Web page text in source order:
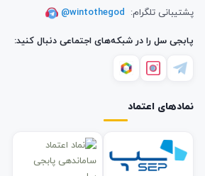
پشتیبانی تلگرام: @wintothegod
پابجی سل را در شبکه‌های اجتماعی دنبال کنید:
نمادهای اعتماد